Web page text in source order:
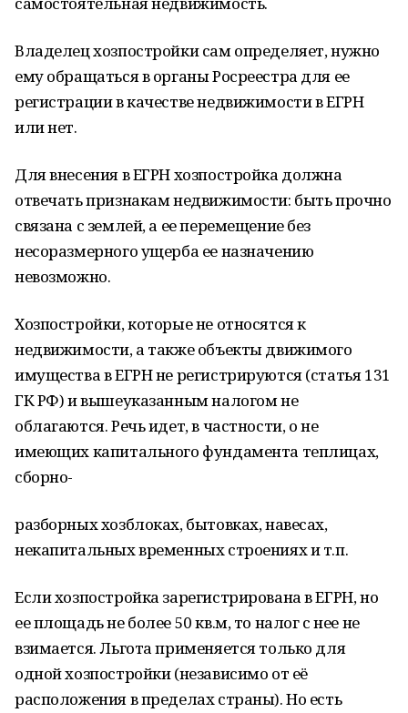
Владелец хозпостройки сам определяет, нужно
ему обращаться в органы Росреестра для ее
регистрации в качестве недвижимости в ЕГРН
или нет.
Для внесения в ЕГРН хозпостройка должна
отвечать признакам недвижимости: быть прочно
связана с землей, а ее перемещение без
несоразмерного ущерба ее назначению
невозможно.
Хозпостройки, которые не относятся к
недвижимости, а также объекты движимого
имущества в ЕГРН не регистрируются (статья 131
ГК РФ) и вышеуказанным налогом не
облагаются. Речь идет, в частности, о не
имеющих капитального фундамента теплицах,
сборно-
разборных хозблоках, бытовках, навесах,
некапитальных временных строениях и т.п.
Если хозпостройка зарегистрирована в ЕГРН, но
ее площадь не более 50 кв.м, то налог с нее не
взимается. Льгота применяется только для
одной хозпостройки (независимо от её
расположения в пределах страны). Но есть